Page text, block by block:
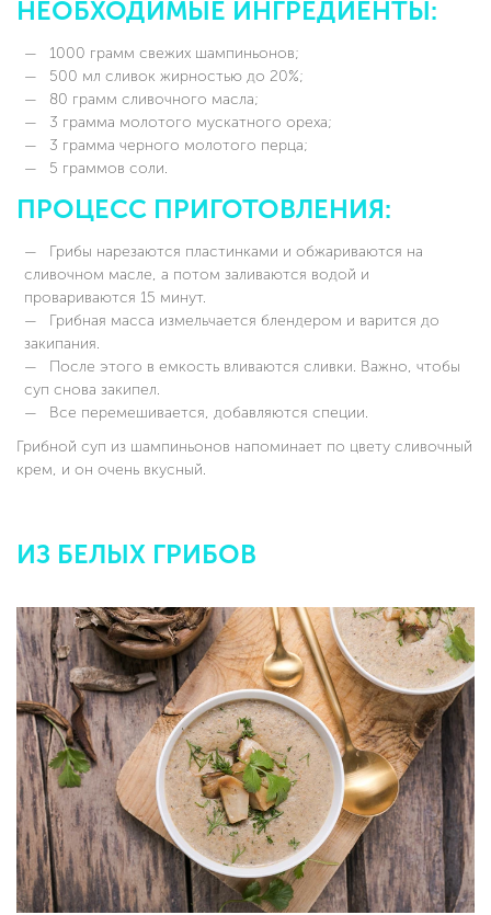
НЕОБХОДИМЫЕ ИНГРЕДИЕНТЫ:
1000 грамм свежих шампиньонов;
500 мл сливок жирностью до 20%;
80 грамм сливочного масла;
3 грамма молотого мускатного ореха;
3 грамма черного молотого перца;
5 граммов соли.
ПРОЦЕСС ПРИГОТОВЛЕНИЯ:
Грибы нарезаются пластинками и обжариваются на
сливочном масле, а потом заливаются водой и
провариваются 15 минут.
Грибная масса измельчается блендером и варится до
закипания.
После этого в емкость вливаются сливки. Важно, чтобы
суп снова закипел.
Все перемешивается, добавляются специи.
Грибной суп из шампиньонов напоминает по цвету сливочный
крем, и он очень вкусный.
ИЗ БЕЛЫХ ГРИБОВ